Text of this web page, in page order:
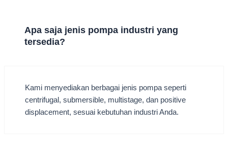
Apa saja jenis pompa industri yang
tersedia?
Kami menyediakan berbagai jenis pompa seperti
centrifugal, submersible, multistage, dan positive
displacement, sesuai kebutuhan industri Anda.